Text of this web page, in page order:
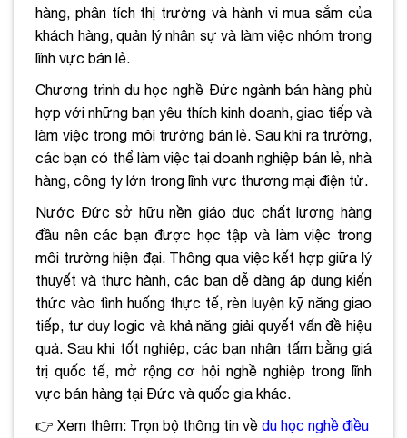
hàng, phân tích thị trường và hành vi mua sắm của
khách hàng, quản lý nhân sự và làm việc nhóm trong
lĩnh vực bán lẻ.
Chương trình du học nghề Đức ngành bán hàng phù
hợp với những bạn yêu thích kinh doanh, giao tiếp và
làm việc trong môi trường bán lẻ. Sau khi ra trường,
các bạn có thể làm việc tại doanh nghiệp bán lẻ, nhà
hàng, công ty lớn trong lĩnh vực thương mại điện tử.
Nước Đức sở hữu nền giáo dục chất lượng hàng
đầu nên các bạn được học tập và làm việc trong
môi trường hiện đại. Thông qua việc kết hợp giữa lý
thuyết và thực hành, các bạn dễ dàng áp dụng kiến
thức vào tình huống thực tế, rèn luyện kỹ năng giao
tiếp, tư duy logic và khả năng giải quyết vấn đề hiệu
quả. Sau khi tốt nghiệp, các bạn nhận tấm bằng giá
trị quốc tế, mở rộng cơ hội nghề nghiệp trong lĩnh
vực bán hàng tại Đức và quốc gia khác.
👉 Xem thêm: Trọn bộ thông tin về du học nghề điều